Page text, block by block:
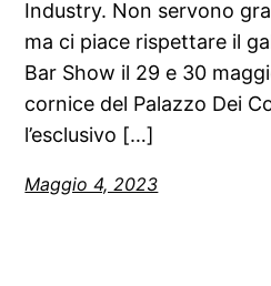
Industry. Non servono
ma ci piace rispettare il
Bar Show il 29 e 30
cornice del Palazzo Dei
l’esclusivo […]
Maggio 4, 2023